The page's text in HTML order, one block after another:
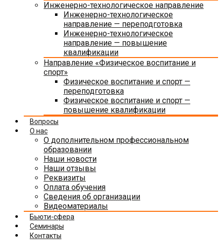
Инженерно-технологическое направление
Инженерно-технологическое
направление — переподготовка
Инженерно-технологическое
направление — повышение
квалификации
Направление «Физическое воспитание и
спорт»
Физическое воспитание и спорт —
переподготовка
Физическое воспитание и спорт —
повышение квалификации
Вопросы
О нас
О дополнительном профессиональном
образовании
Наши новости
Наши отзывы
Реквизиты
Оплата обучения
Сведения об организации
Видеоматериалы
Бьюти-сфера
Семинары
Контакты